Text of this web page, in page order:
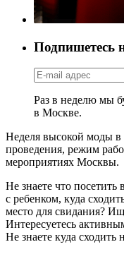
Подпишетесь
Раз в неделю мы
в Москве.
Неделя высокой моды в
проведения, режим
мероприятиях Москвы.
Не знаете что
с ребенком, куда
место для свидания?
Интересуетесь
Не знаете куда